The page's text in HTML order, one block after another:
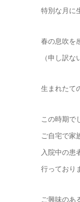
特別な月に
春の息吹を
（申し訳
生まれたて
この時期で
ご自宅で家
入院中の患
行っており
ご興味のあ